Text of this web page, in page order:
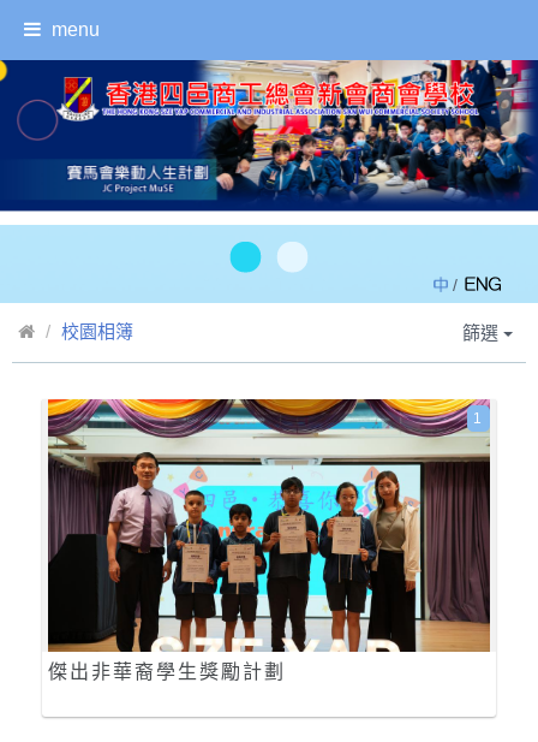
menu
/
校園相簿 篩選
傑出非華裔學生獎勵計劃
1